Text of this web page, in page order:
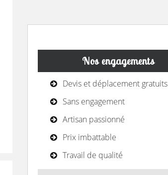
Nos engagements
Devis et déplacement gratuits
Sans engagement
Artisan passionné
Prix imbattable
Travail de qualité